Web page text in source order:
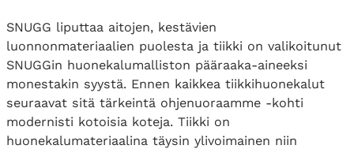
SNUGG liputtaa aitojen, kestävien
luonnonmateriaalien puolesta ja tiikki on valikoitunut
SNUGGin huonekalumalliston pääraaka-aineeksi
monestakin syystä. Ennen kaikkea tiikkihuonekalut
seuraavat sitä tärkeintä ohjenuoraamme -kohti
modernisti kotoisia koteja. Tiikki on
huonekalumateriaalina täysin ylivoimainen niin